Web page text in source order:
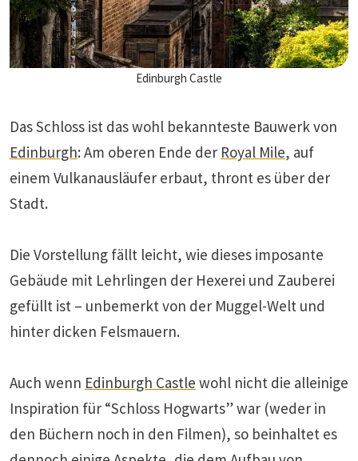
Edinburgh Castle
Das Schloss ist das wohl bekannteste Bauwerk von
Edinburgh: Am oberen Ende der Royal Mile, auf
einem Vulkanausläufer erbaut, thront es über der
Stadt.
Die Vorstellung fällt leicht, wie dieses imposante
Gebäude mit Lehrlingen der Hexerei und Zauberei
gefüllt ist – unbemerkt von der Muggel-Welt und
hinter dicken Felsmauern.
Auch wenn Edinburgh Castle wohl nicht die alleinige
Inspiration für “Schloss Hogwarts” war (weder in
den Büchern noch in den Filmen), so beinhaltet es